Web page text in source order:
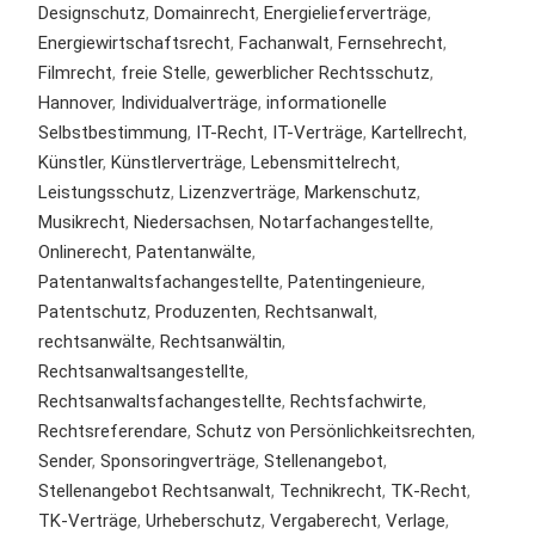
Designschutz, Domainrecht, Energielieferverträge,
Energiewirtschaftsrecht, Fachanwalt, Fernsehrecht,
Filmrecht, freie Stelle, gewerblicher Rechtsschutz,
Hannover, Individualverträge, informationelle
Selbstbestimmung, IT-Recht, IT-Verträge, Kartellrecht,
Künstler, Künstlerverträge, Lebensmittelrecht,
Leistungsschutz, Lizenzverträge, Markenschutz,
Musikrecht, Niedersachsen, Notarfachangestellte,
Onlinerecht, Patentanwälte,
Patentanwaltsfachangestellte, Patentingenieure,
Patentschutz, Produzenten, Rechtsanwalt,
rechtsanwälte, Rechtsanwältin,
Rechtsanwaltsangestellte,
Rechtsanwaltsfachangestellte, Rechtsfachwirte,
Rechtsreferendare, Schutz von Persönlichkeitsrechten,
Sender, Sponsoringverträge, Stellenangebot,
Stellenangebot Rechtsanwalt, Technikrecht, TK-Recht,
TK-Verträge, Urheberschutz, Vergaberecht, Verlage,